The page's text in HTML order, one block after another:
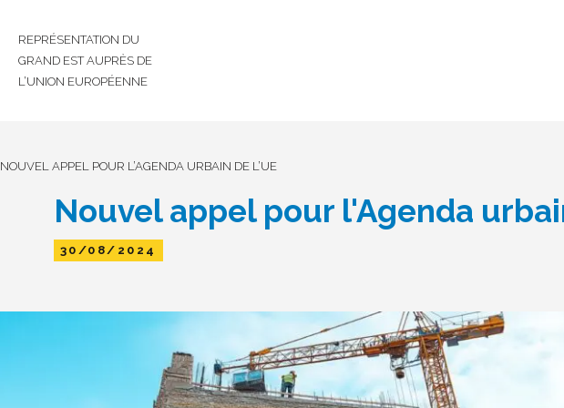
REPRÉSENTATION DU
GRAND EST AUPRÈS DE
L’UNION EUROPÉENNE
NOUVEL APPEL POUR L’AGENDA URBAIN DE L’UE
Nouvel appel pour l'Agenda
30/08/2024